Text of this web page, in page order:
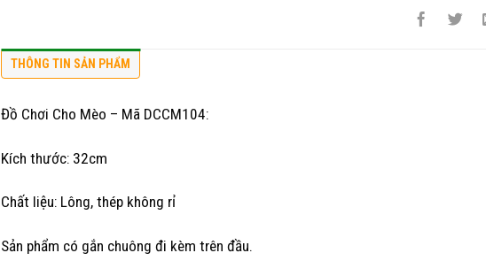
THÔNG TIN SẢN PHẨM
Đồ Chơi Cho Mèo – Mã DCCM104:
Kích thước: 32cm
Chất liệu: Lông, thép không rỉ
Sản phẩm có gắn chuông đi kèm trên đầu.